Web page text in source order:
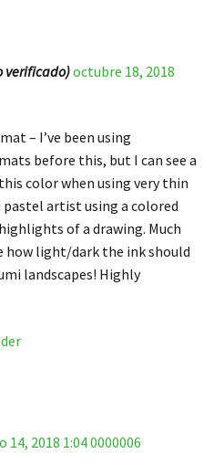
verificado)octubre 18, 2018
– I’ve been using
before this, but I can see a
color when using very thin
artist using a colored
of a drawing. Much
how light/dark the ink should
landscapes! Highly
14, 2018 1:04 0000006